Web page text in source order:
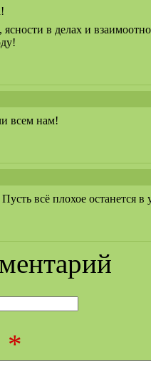
в делах и
всем нам!
всё плохое останется
*